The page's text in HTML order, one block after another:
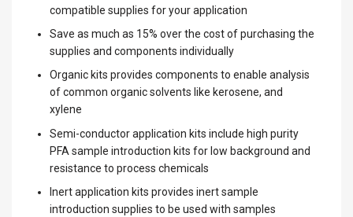
compatible supplies for your application
Save as much as 15% over the cost of purchasing the
supplies and components individually
Organic kits provides components to enable analysis
of common organic solvents like kerosene, and
xylene
Semi-conductor application kits include high purity
PFA sample introduction kits for low background and
resistance to process chemicals
Inert application kits provides inert sample
introduction supplies to be used with samples